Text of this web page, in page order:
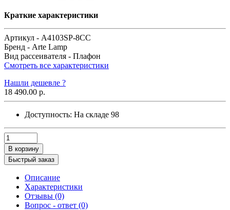
Краткие характеристики
Артикул - A4103SP-8CC
Бренд - Arte Lamp
Вид рассеивателя - Плафон
Смотреть все характеристики
Нашли дешевле ?
18 490.00 р.
Доступность: На складе 98
В корзину
Быстрый заказ
Описание
Характеристики
Отзывы (0)
Вопрос - ответ (0)